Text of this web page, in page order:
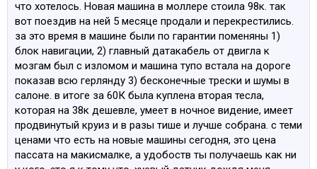
пользуется селф-драйв автопилотом, который
официально в Европе работает только Голландии,
Литве и Эстонии месяц как. Все остальные страны
надо воспринимать через призму того, что чел
пользуется неподдерживаемой в его регионе услугой
со всеми вытекающими последствиями.
3. Пятна в салоне это чисто вкусовщина. в Бмв у меня
было все тоже самое, как и заломы на коже. С той
разницей что кожа в бмв чистилась хуево почему-то,
а в тесле все убирается влажной тряпкой. на белом
салоне у меня даже следов от джинсов особо не
что хотелось. Новая машина в моллере стоила 98к. так
вот поездив на ней 5 месяце продали и перекрестились.
за это время в машине были по гарантии поменяны 1)
блок навигации, 2) главный датакабель от двигла к
мозгам был с изломом и машина тупо встала на дороге
показав всю герлянду 3) бесконечные трески и шумы в
салоне. в итоге за 60К была куплена вторая тесла,
которая на 38к дешевле, умеет в ночное видение, имеет
продвинутый круиз и в разы тише и лучше собрана. с теми
ценами что есть на новые машины сегодня, это цена
пассата на макисмалке, а удобоств ты получаешь как ни